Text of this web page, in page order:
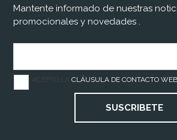
Mantente informado de nuestras
promocionales y novedades .
ACEPTO LACLÁUSULA DE CONTACTO WEB
SUSCRIBETE